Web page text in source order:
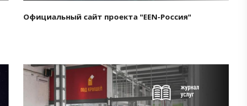
Официальный сайт проекта "EEN-Россия"